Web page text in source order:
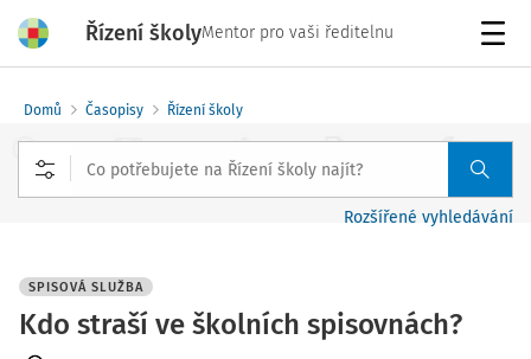
Řízení školyMentor pro vaši ředitelnu
Domů Časopisy Řízení školy
Rozšířené vyhledávání
SPISOVÁ SLUŽBA
Kdo straší ve školních spisovnách?